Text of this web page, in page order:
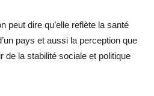
peut dire qu’elle reflète la santé
pays et aussi la perception que
de la stabilité sociale et politique